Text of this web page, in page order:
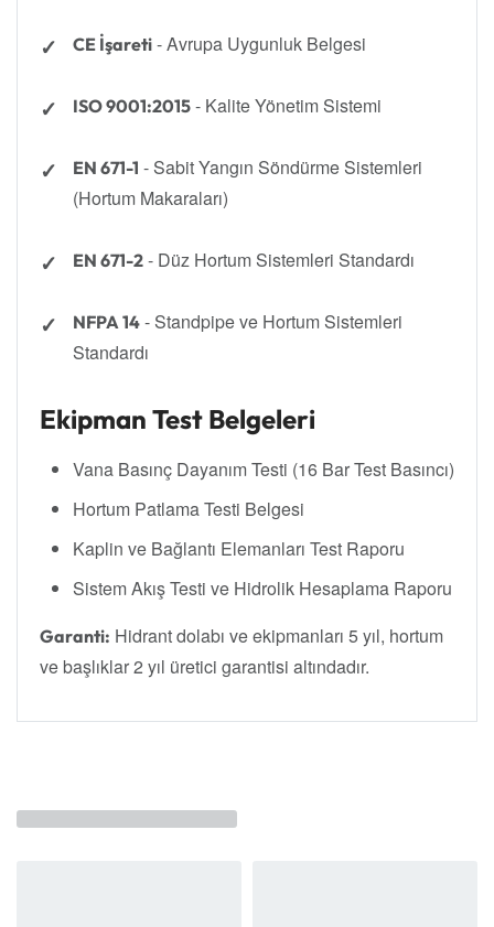
CE İşareti - Avrupa Uygunluk Belgesi
ISO 9001:2015 - Kalite Yönetim Sistemi
EN 671-1 - Sabit Yangın Söndürme Sistemleri
(Hortum Makaraları)
EN 671-2 - Düz Hortum Sistemleri Standardı
NFPA 14 - Standpipe ve Hortum Sistemleri
Standardı
Ekipman Test Belgeleri
Vana Basınç Dayanım Testi (16 Bar Test Basıncı)
Hortum Patlama Testi Belgesi
Kaplin ve Bağlantı Elemanları Test Raporu
Sistem Akış Testi ve Hidrolik Hesaplama Raporu
Garanti: Hidrant dolabı ve ekipmanları 5 yıl, hortum
ve başlıklar 2 yıl üretici garantisi altındadır.